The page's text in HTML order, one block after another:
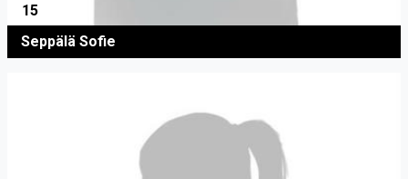
15
Seppälä Sofie